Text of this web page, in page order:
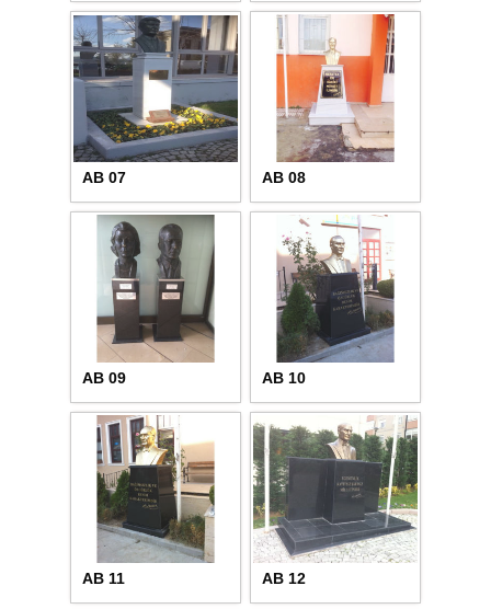
AB 07 AB 08
AB 09 AB 10
AB 11 AB 12